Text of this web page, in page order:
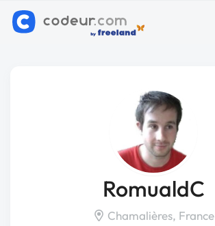
RomualdC
Chamalières, France